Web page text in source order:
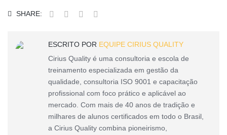
SHARE:
ESCRITO POR EQUIPE CIRIUS QUALITY
Cirius Quality é uma consultoria e escola de
treinamento especializada em gestão da
qualidade, consultoria ISO 9001 e capacitação
profissional com foco prático e aplicável ao
mercado. Com mais de 40 anos de tradição e
milhares de alunos certificados em todo o Brasil,
a Cirius Quality combina pioneirismo,